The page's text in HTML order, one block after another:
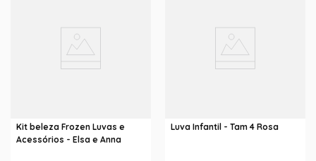
Kit beleza Frozen Luvas e
Acessórios - Elsa e Anna
Luva Infantil - Tam 4 Rosa